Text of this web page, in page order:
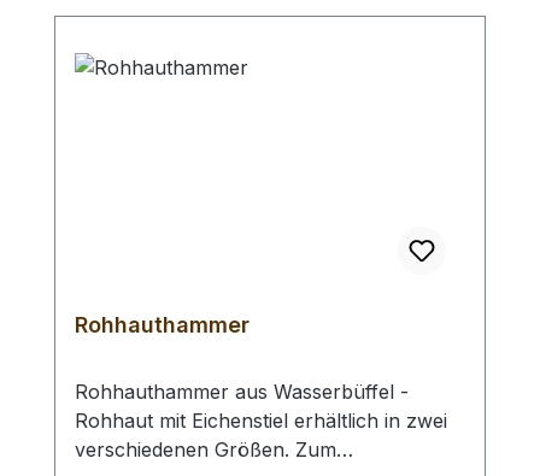
Rohhauthammer
Rohhauthammer aus Wasserbüffel -
Rohhaut mit Eichenstiel erhältlich in zwei
verschiedenen Größen. Zum